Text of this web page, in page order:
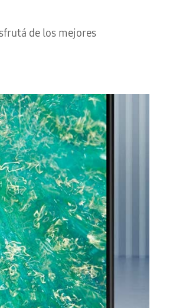
de los mejores